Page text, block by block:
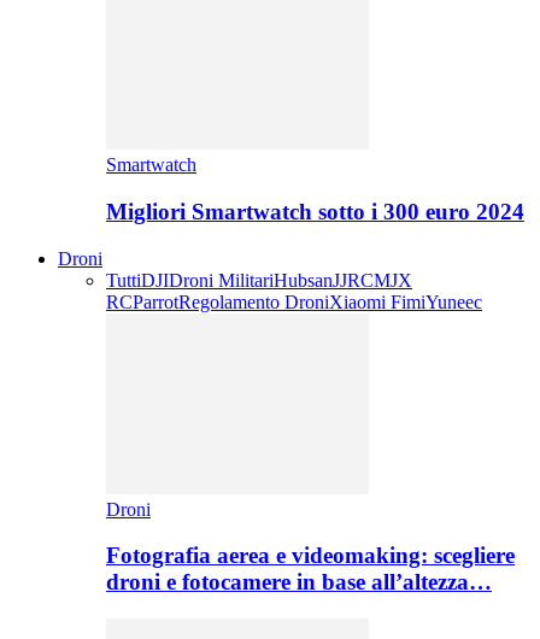
Smartwatch
Migliori Smartwatch sotto i 300 euro 2024
Droni
TuttiDJIDroni MilitariHubsanJJRCMJX
RCParrotRegolamento DroniXiaomi FimiYuneec
Droni
Fotografia aerea e videomaking: scegliere
droni e fotocamere in base all’altezza…